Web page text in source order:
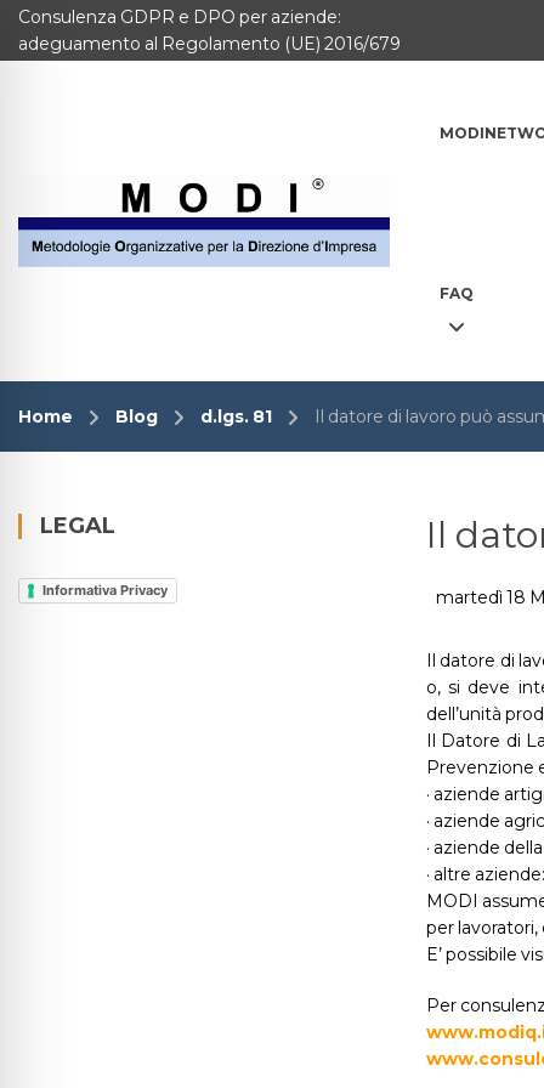
MODINETWORK
Chi Siamo
Corsi
Blog e info
FAQ
Consulenza GDPR e DPO per aziende:
adeguamento al Regolamento (UE) 2016/679
FAQ
Home Blog d.lgs. 81 Il datore di lavoro può
Il
martedì 18
Il datore di
o, si deve
dell’unità
Il Datore di
Prevenzione
· aziende
· aziende
· aziende
· altre
MODI
per
E’ possibile
Per
LEGAL
Informativa Privacy